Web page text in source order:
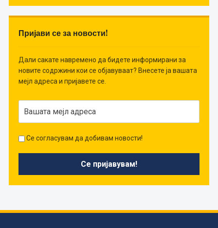
Пријави се за новости!
Дали сакате навремено да бидете информирани за
новите содржини кои се објавуваат? Внесете ја вашата
мејл адреса и пријавете се.
Се согласувам да добивам новости!